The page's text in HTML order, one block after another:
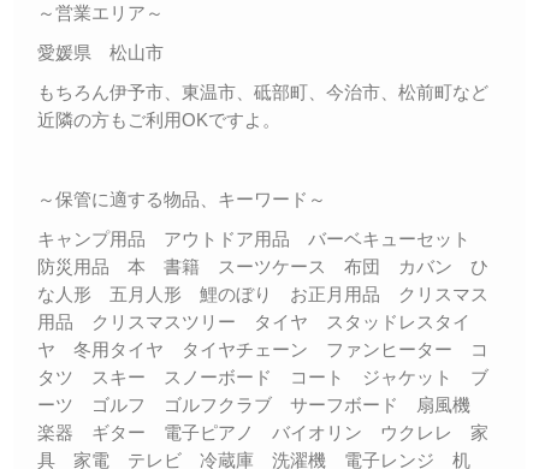
～営業エリア～
愛媛県 松山市
もちろん伊予市、東温市、砥部町、今治市、松前町など
近隣の方もご利用OKですよ。
～保管に適する物品、キーワード～
キャンプ用品 アウトドア用品 バーベキューセット
防災用品 本 書籍 スーツケース 布団 カバン ひ
な人形 五月人形 鯉のぼり お正月用品 クリスマス
用品 クリスマスツリー タイヤ スタッドレスタイ
ヤ 冬用タイヤ タイヤチェーン ファンヒーター コ
タツ スキー スノーボード コート ジャケット ブ
ーツ ゴルフ ゴルフクラブ サーフボード 扇風機
楽器 ギター 電子ピアノ バイオリン ウクレレ 家
具 家電 テレビ 冷蔵庫 洗濯機 電子レンジ 机